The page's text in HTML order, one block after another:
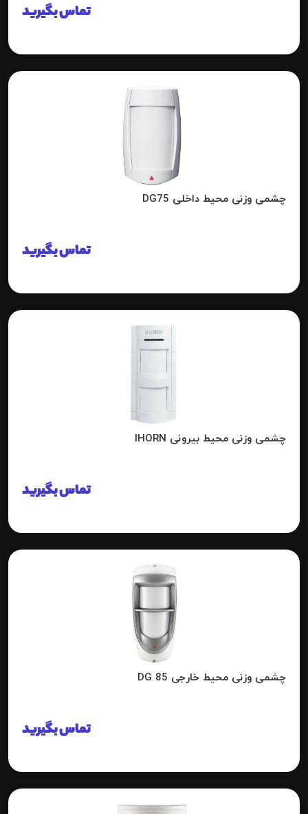
تماس بگیرید
چشمی وزنی محیط داخلی DG75
تماس بگیرید
چشمی وزنی محیط بیرونی IHORN
تماس بگیرید
چشمی وزنی محیط خارجی DG 85
تماس بگیرید